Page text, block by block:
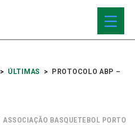
> ÚLTIMAS >
PROTOCOLO ABP –
ASSOCIAÇÃO BASQUETEBOL PORTO